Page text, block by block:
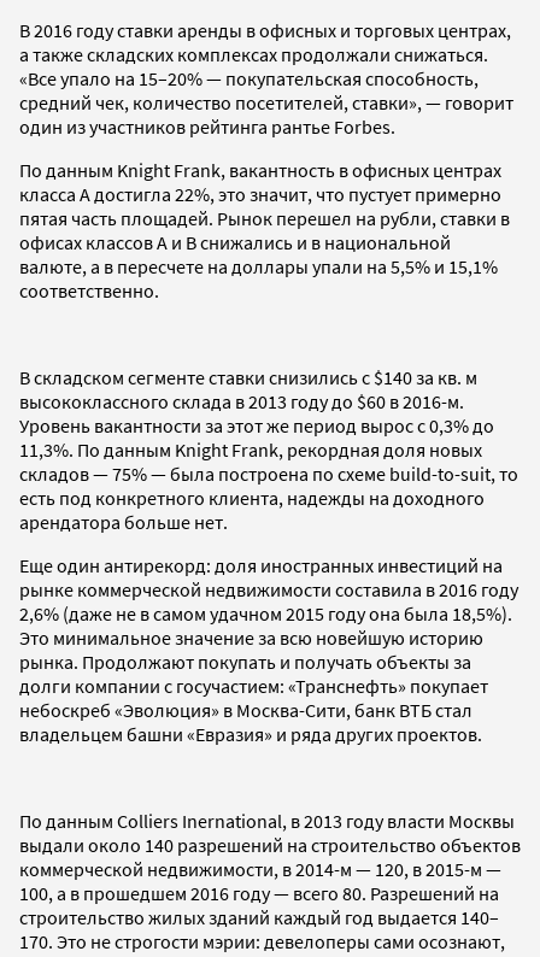
В 2016 году ставки аренды в офисных и торговых центрах,
а также складских комплексах продолжали снижаться.
«Все упало на 15–20% — покупательская способность,
средний чек, количество посетителей, ставки», — говорит
один из участников рейтинга рантье Forbes.
По данным Knight Frank, вакантность в офисных центрах
класса А достигла 22%, это значит, что пустует примерно
пятая часть площадей. Рынок перешел на рубли, ставки в
офисах классов А и В снижались и в национальной
валюте, а в пересчете на доллары упали на 5,5% и 15,1%
соответственно.
В складском сегменте ставки снизились с $140 за кв. м
высококлассного склада в 2013 году до $60 в 2016-м.
Уровень вакантности за этот же период вырос с 0,3% до
11,3%. По данным Knight Frank, рекордная доля новых
складов — 75% — была построена по схеме build-to-suit, то
есть под конкретного клиента, надежды на доходного
арендатора больше нет.
Еще один антирекорд: доля иностранных инвестиций на
рынке коммерческой недвижимости составила в 2016 году
2,6% (даже не в самом удачном 2015 году она была 18,5%).
Это минимальное значение за всю новейшую историю
рынка. Продолжают покупать и получать объекты за
долги компании с госучастием: «Транснефть» покупает
небоскреб «Эволюция» в Москва-Сити, банк ВТБ стал
владельцем башни «Евразия» и ряда других проектов.
По данным Colliers Inernational, в 2013 году власти Москвы
выдали около 140 разрешений на строительство объектов
коммерческой недвижимости, в 2014-м — 120, в 2015-м —
100, а в прошедшем 2016 году — всего 80. Разрешений на
строительство жилых зданий каждый год выдается 140–
170. Это не строгости мэрии: девелоперы сами осознают,